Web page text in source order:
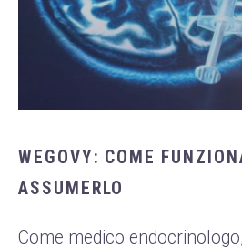
WEGOVY: COME
ASSUMERLO
Come medico